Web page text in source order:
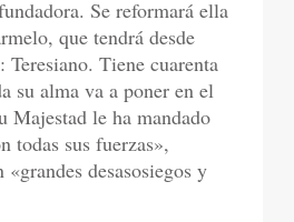
Se reformará ella
que tendrá desde
Teresiano. Tiene cuarenta
su alma va a poner en el
Majestad le ha mandado
todas sus fuerzas»,
«grandes desasosiegos y